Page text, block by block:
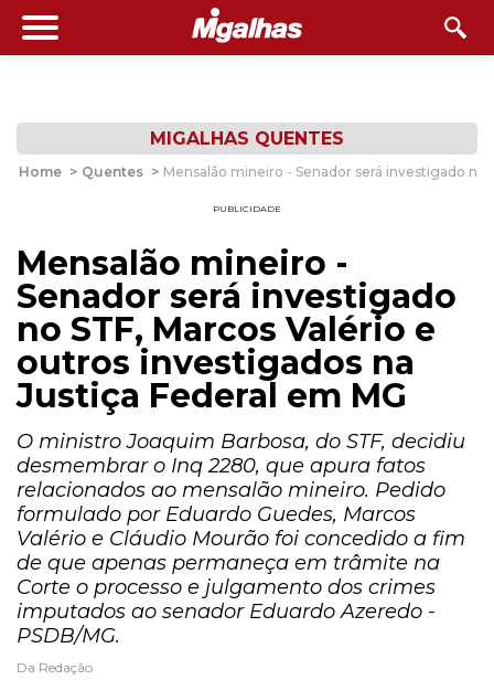
MIGALHAS QUENTES
Home > Quentes > Mensalão mineiro - Senador será investigado no
PUBLICIDADE
Mensalão mineiro -
Senador será investigado
no STF, Marcos Valério e
outros investigados na
Justiça Federal em MG
O ministro Joaquim Barbosa, do STF, decidiu
desmembrar o Inq 2280, que apura fatos
relacionados ao mensalão mineiro. Pedido
formulado por Eduardo Guedes, Marcos
Valério e Cláudio Mourão foi concedido a fim
de que apenas permaneça em trâmite na
Corte o processo e julgamento dos crimes
imputados ao senador Eduardo Azeredo -
PSDB/MG.
Da Redação